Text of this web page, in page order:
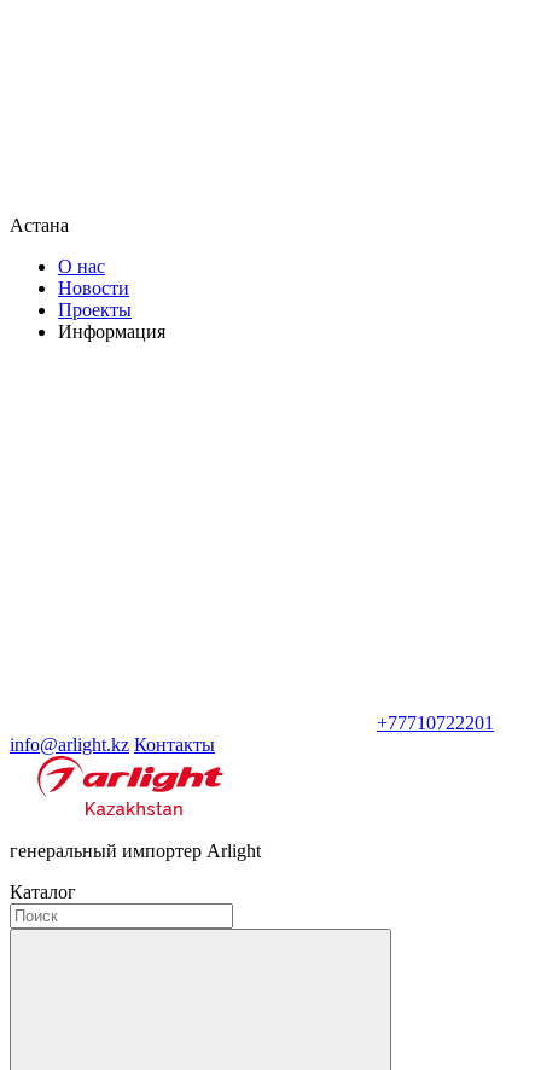
Астана
О нас
Новости
Проекты
Информация
+77710722201
info@arlight.kz Контакты
генеральный импортер Arlight
Каталог